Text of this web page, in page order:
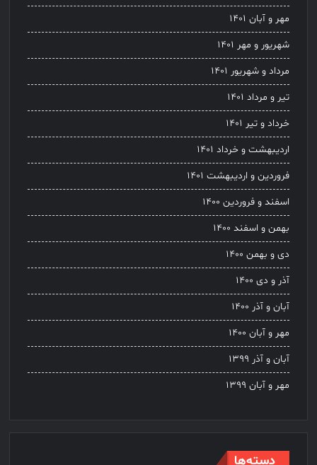
مهر و آبان ۱۴۰۱
شهریور و مهر ۱۴۰۱
مرداد و شهریور ۱۴۰۱
تیر و مرداد ۱۴۰۱
خرداد و تیر ۱۴۰۱
اردیبهشت و خرداد ۱۴۰۱
فروردین و اردیبهشت ۱۴۰۱
اسفند و فروردین ۱۴۰۰
بهمن و اسفند ۱۴۰۰
دی و بهمن ۱۴۰۰
آذر و دی ۱۴۰۰
آبان و آذر ۱۴۰۰
مهر و آبان ۱۴۰۰
آبان و آذر ۱۳۹۹
مهر و آبان ۱۳۹۹
دسته‌ها